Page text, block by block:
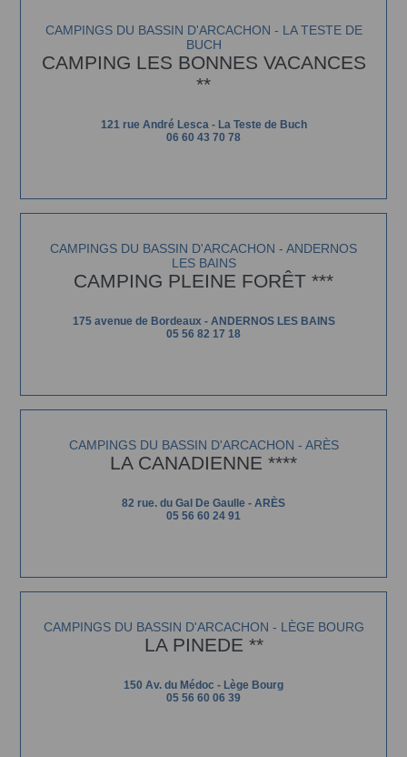
CAMPINGS DU BASSIN D'ARCACHON - LA TESTE DE
BUCH
CAMPING LES BONNES VACANCES
**
121 rue André Lesca - La Teste de Buch
06 60 43 70 78
CAMPINGS DU BASSIN D'ARCACHON - ANDERNOS
LES BAINS
CAMPING PLEINE FORÊT ***
175 avenue de Bordeaux - ANDERNOS LES BAINS
05 56 82 17 18
CAMPINGS DU BASSIN D'ARCACHON - ARÈS
LA CANADIENNE ****
82 rue. du Gal De Gaulle - ARÈS
05 56 60 24 91
CAMPINGS DU BASSIN D'ARCACHON - LÈGE BOURG
LA PINEDE **
150 Av. du Médoc - Lège Bourg
05 56 60 06 39